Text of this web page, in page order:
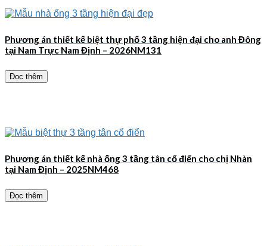
Phương án thiết kế biệt thự phố 3 tầng hiện đại cho anh Đông
tại Nam Trực Nam Định – 2026NM131
Đọc thêm
Phương án thiết kế nhà ống 3 tầng tân cổ điển cho chị Nhàn
tại Nam Định – 2025NM468
Đọc thêm